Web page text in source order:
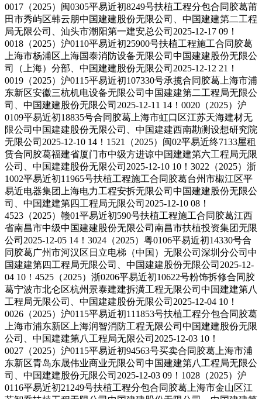
0017（2025）闽0305平易近初8249号扶植工程分包合同胶葛莆
田市秀屿区韩云朋中国建建股份无限公司、中国建建第二工程
局无限公司、汕头市潮阳第一建安总公司2025-12-17 09！
0018（2025）沪0110平易近初25900号扶植工程施工合同胶葛
上海市杨浦区上海国泰消防设备无限公司中国建建股份无限公
司（上海）分部、中国建建股份无限公司2025-12-12 21！
0019（2025）沪0115平易近初107330号承揽合同胶葛上海市浦
东新区安徽三杭机电设备无限公司中国建建第二工程局无限公
司、中国建建股份无限公司2025-12-11 14！0020（2025）沪
0109平易近初18835号合同胶葛上海市虹口区江苏天海建材无
限公司中国建建股份无限公司、中国建建西南勘测设想研究院
无限公司2025-12-10 14！1521（2025）闽02平易近终7133屋租
赁合同胶葛福建省厦门市中级方进谅中国建建第六工程局无限
公司、中国建建股份无限公司2025-12-10 10！3022（2025）浙
1002平易近初11965号扶植工程施工合同胶葛台州市椒江区平
易近电器集团上海电力工程安拆无限公司中国建建股份无限公
司、中国建建第四工程局无限公司2025-12-10 08！
4523（2025）赣01平易近初590号扶植工程施工合同胶葛江西
省南昌市中级中国建建股份无限公司南昌市扶植投资集团无限
公司2025-12-05 14！3024（2025）粤0106平易近初14330号合
同胶葛广州市河汉区日立电梯（中国）无限公司深圳分公司中
国建建第四工程局无限公司、中国建建股份无限公司2025-12-
04 10！4525（2025）浙0206平易近初10622号粉饰拆修合同胶
葛宁波市北仑区杭州景泰建建拆潢工程无限公司中国建建第八
工程局无限公司、中国建建股份无限公司2025-12-04 10！
0026（2025）沪0115平易近初111853号扶植工程分包合同胶葛
上海市浦东新区上海润智消防工程无限公司中国建建股份无限
公司、中国建建第八工程局无限公司2025-12-03 10！
0027（2025）沪0115平易近初94563号买卖合同胶葛上海市浦
东新区青岛东晟伟业商业无限公司中国建建第八工程局无限公
司、中国建建股份无限公司2025-12-03 09！1028（2025）沪
0116平易近初21249号扶植工程分包合同胶葛上海市金山区江